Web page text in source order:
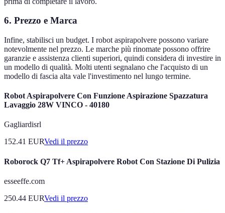
6. Prezzo e Marca
Infine, stabilisci un budget. I robot aspirapolvere possono variare
notevolmente nel prezzo. Le marche più rinomate possono offrire
garanzie e assistenza clienti superiori, quindi considera di investire in
un modello di qualità. Molti utenti segnalano che l'acquisto di un
modello di fascia alta vale l'investimento nel lungo termine.
Robot Aspirapolvere Con Funzione Aspirazione Spazzatura
Lavaggio 28W VINCO - 40180
Gagliardisrl
152.41 EURVedi il prezzo
Roborock Q7 Tf+ Aspirapolvere Robot Con Stazione Di Pulizia
esseeffe.com
250.44 EURVedi il prezzo